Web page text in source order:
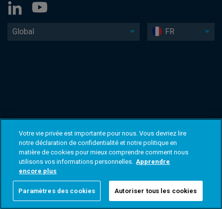
Global FR
Votre vie privée est importante pour nous. Vous devriez lire
notre déclaration de confidentialité et notre politique en
matière de cookies pour mieux comprendre comment nous
utilisons vos informations personnelles. Apprendre
encore plus
Paramètres des cookies Autoriser tous les cookies